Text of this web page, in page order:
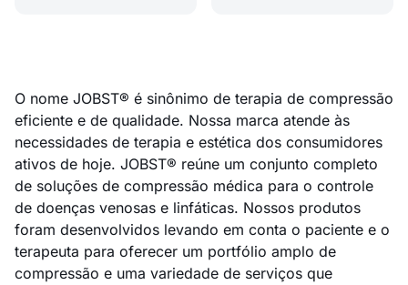
O nome JOBST® é sinônimo de terapia de compressão
eficiente e de qualidade. Nossa marca atende às
necessidades de terapia e estética dos consumidores
ativos de hoje. JOBST® reúne um conjunto completo
de soluções de compressão médica para o controle
de doenças venosas e linfáticas. Nossos produtos
foram desenvolvidos levando em conta o paciente e o
terapeuta para oferecer um portfólio amplo de
compressão e uma variedade de serviços que